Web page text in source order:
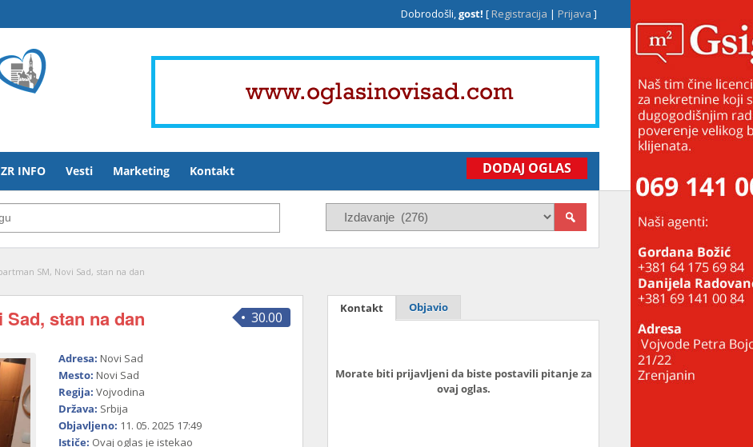
Dobrodošli,gost! [Registracija | Prijava ]
ZR INFO Vesti Marketing Kontakt DODAJ OGLAS
SM, Novi Sad, stan na dan
30.00
stan na dan
Adresa: Novi Sad
Mesto: Novi Sad
Regija: Vojvodina
Država: Srbija
Objavljeno: 11. 05. 2025 17:49
Ističe: Ovaj oglas je istekao
Kontakt Objavio
Morate biti prijavljeni da biste postavili pitanje za
ovaj oglas.